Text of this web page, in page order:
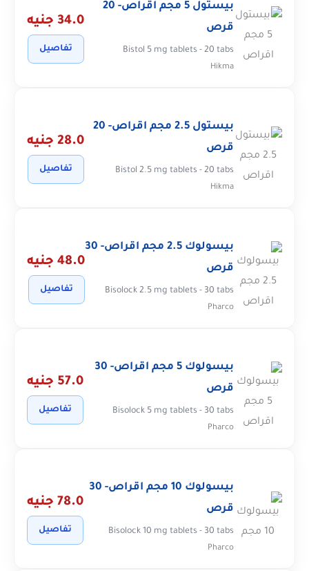
بيستول 5 مجم اقراص- 20
قرص
Bistol 5 mg tablets - 20 tabs
Hikma
34.0 جنيه
تفاصيل
بيستول 2.5 مجم اقراص- 20
قرص
Bistol 2.5 mg tablets - 20 tabs
Hikma
28.0 جنيه
تفاصيل
بيسولوك 2.5 مجم اقراص- 30
قرص
Bisolock 2.5 mg tablets - 30 tabs
Pharco
48.0 جنيه
تفاصيل
بيسولوك 5 مجم اقراص- 30
قرص
Bisolock 5 mg tablets - 30 tabs
Pharco
57.0 جنيه
تفاصيل
بيسولوك 10 مجم اقراص- 30
قرص
Bisolock 10 mg tablets - 30 tabs
Pharco
78.0 جنيه
تفاصيل